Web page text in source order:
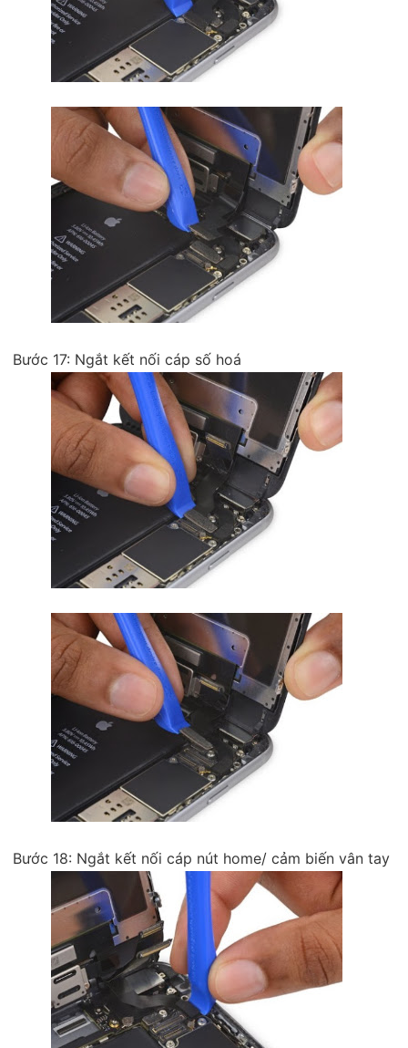
Bước 17: Ngắt kết nối cáp số hoá
Bước 18: Ngắt kết nối cáp nút home/ cảm biến vân tay